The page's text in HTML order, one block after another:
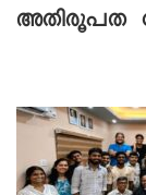
അതിരൂപത